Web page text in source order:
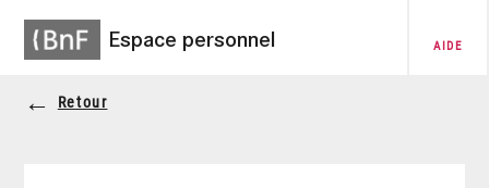
Espace personnel AIDE
Retour